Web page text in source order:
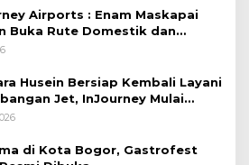
Airports : Enam Maskapai
Buka Rute Domestik dan
dari Bandara Husein
Husein Bersiap Kembali Layani
Jet, InJourney Mulai
Optimalisasi
di Kota Bogor, Gastrofest